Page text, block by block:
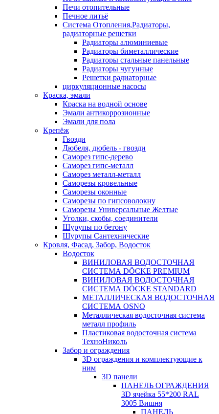
Печи отопительные
Печное литьё
Система Отопления,Радиаторы,
радиаторные решетки
Радиаторы алюминиевые
Радиаторы биметаллические
Радиаторы стальные панельные
Радиаторы чугунные
Решетки радиаторные
циркуляционные насосы
Краска, эмали
Краска на водной основе
Эмали антикоррозионные
Эмали для пола
Крепёж
Гвозди
Дюбеля, дюбель - гвозди
Саморез гипс-дерево
Саморез гипс-металл
Саморез металл-металл
Саморезы кровельные
Саморезы оконные
Саморезы по гипсоволокну
Саморезы Универсальные Желтые
Уголки, скобы, соединители
Шурупы по бетону
Шурупы Сантехнические
Кровля, Фасад, Забор, Водосток
Водосток
ВИНИЛОВАЯ ВОДОСТОЧНАЯ
СИСТЕМА DÖCKE PREMIUM
ВИНИЛОВАЯ ВОДОСТОЧНАЯ
СИСТЕМА DÖCKE STANDARD
МЕТАЛЛИЧЕСКАЯ ВОДОСТОЧНАЯ
СИСТЕМА OSNO
Металлическая водосточная система
металл профиль
Пластиковая водосточная система
ТехноНиколь
Забор и ограждения
3D ограждения и комплектующие к
ним
3D панели
ПАНЕЛЬ ОГРАЖДЕНИЯ
3D ячейка 55*200 RAL
3005 Вишня
ПАНЕЛЬ